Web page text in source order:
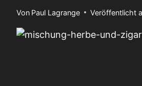
Von Paul Lagrange Veröffentlicht